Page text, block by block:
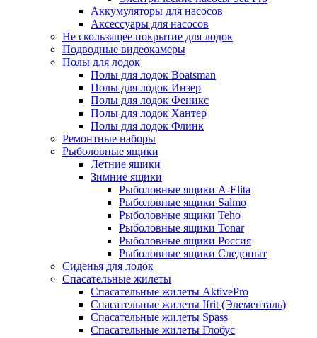
Аккумуляторы для насосов
Аксессуары для насосов
Не скользящее покрытие для лодок
Подводные видеокамеры
Полы для лодок
Полы для лодок Boatsman
Полы для лодок Инзер
Полы для лодок Феникс
Полы для лодок Хантер
Полы для лодок Флинк
Ремонтные наборы
Рыболовные ящики
Летние ящики
Зимние ящики
Рыболовные ящики A-Elita
Рыболовные ящики Salmo
Рыболовные ящики Teho
Рыболовные ящики Tonar
Рыболовные ящики Россия
Рыболовные ящики Следопыт
Сиденья для лодок
Спасательные жилеты
Спасательные жилеты AktivePro
Спасательные жилеты Ifrit (Элементаль)
Спасательные жилеты Spass
Спасательные жилеты Глобус